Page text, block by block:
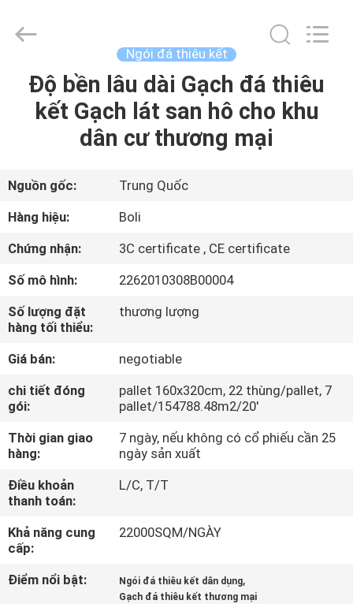
NHÀ
VIDEO
VỀ
CHÚNG
TÔI
CHUYẾN
THAM
QUAN
NHÀ
MÁY
KIỂM
SOÁT
CHẤT
CERAMICS
Reserved.
Ngói đá thiêu kết
Độ bền lâu dài Gạch đá thiêu
kết Gạch lát san hô cho khu
dân cư thương mại
Nguồn gốc:
Trung Quốc
Hàng hiệu:
Boli
Chứng nhận:
3C certificate , CE certificate
Số mô hình:
2262010308B00004
Số lượng đặt
hàng tối thiểu:
thương lượng
Giá bán:
negotiable
chi tiết đóng
gói:
pallet 160x320cm, 22 thùng/pallet, 7
pallet/154788.48m2/20'
Thời gian giao
hàng:
7 ngày, nếu không có cổ phiếu cần 25
ngày sản xuất
Điều khoản
thanh toán:
L/C, T/T
Khả năng cung
cấp:
22000SQM/NGÀY
Điểm nổi bật: Ngói đá thiêu kết dân dụng,
Gạch đá thiêu kết thương mại